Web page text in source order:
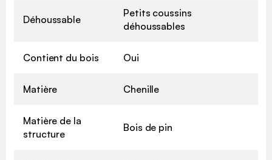
Déhoussable
Petits coussins
déhoussables
Contient du bois Oui
Matière Chenille
Matière de la
structure
Bois de pin